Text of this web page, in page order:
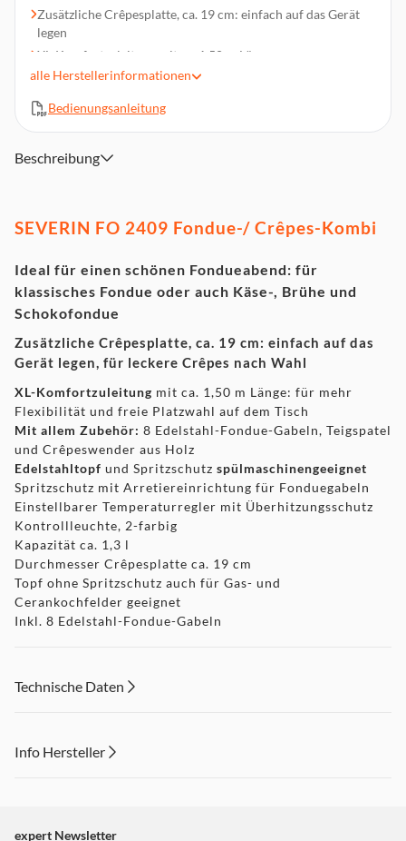
Zusätzliche Crêpesplatte, ca. 19 cm: einfach auf das Gerät
legen
XL-Komfortzuleitung mit ca. 1,50 m Länge
Mit allem Zubehör: 8 Edelstahl-Fondue-Gabeln
Teigspatel und Crêpeswender aus Holz
Einstellbarer Temperaturregler mit Überhitzungsschutz
alle Herstellerinformationen
Bedienungsanleitung
Beschreibung
SEVERIN FO 2409 Fondue-/ Crêpes-Kombi
Ideal für einen schönen Fondueabend: für
klassisches Fondue oder auch Käse-, Brühe und
Schokofondue
Zusätzliche Crêpesplatte, ca. 19 cm: einfach auf das
Gerät legen, für leckere Crêpes nach Wahl
XL-Komfortzuleitung mit ca. 1,50 m Länge: für mehr
Flexibilität und freie Platzwahl auf dem Tisch
Mit allem Zubehör: 8 Edelstahl-Fondue-Gabeln, Teigspatel
und Crêpeswender aus Holz
Edelstahltopf und Spritzschutz spülmaschinengeeignet
Spritzschutz mit Arretiereinrichtung für Fonduegabeln
Einstellbarer Temperaturregler mit Überhitzungsschutz
Kontrollleuchte, 2-farbig
Kapazität ca. 1,3 l
Durchmesser Crêpesplatte ca. 19 cm
Topf ohne Spritzschutz auch für Gas- und
Cerankochfelder geeignet
Inkl. 8 Edelstahl-Fondue-Gabeln
Kontrolleuchte blau/rot
Gewicht 2,68 kg
Technische Daten
Info Hersteller
"Marketing".
expert Newsletter